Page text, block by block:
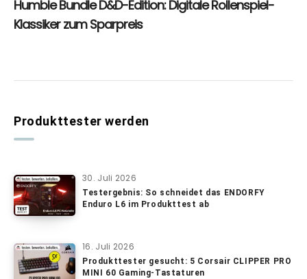
Produkttester werden
30. Juli 2026
Testergebnis: So schneidet das ENDORFY
Enduro L6 im Produkttest ab
16. Juli 2026
Produkttester gesucht: 5 Corsair CLIPPER PRO
MINI 60 Gaming-Tastaturen